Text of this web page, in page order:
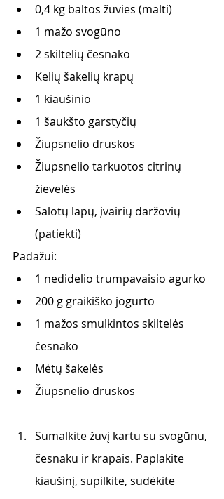
0,4 kg baltos žuvies (malti)
1 mažo svogūno
2 skiltelių česnako
Kelių šakelių krapų
1 kiaušinio
1 šaukšto garstyčių
Žiupsnelio druskos
Žiupsnelio tarkuotos citrinų
žievelės
Salotų lapų, įvairių daržovių
(patiekti)
Padažui:
1 nedidelio trumpavaisio agurko
200 g graikiško jogurto
1 mažos smulkintos skiltelės
česnako
Mėtų šakelės
Žiupsnelio druskos
Sumalkite žuvį kartu su svogūnu,
česnaku ir krapais. Paplakite
kiaušinį, supilkite, sudėkite